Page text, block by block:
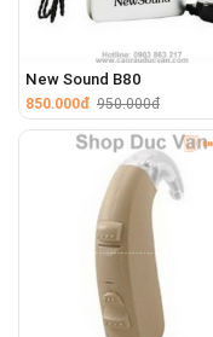
New Sound B80
850.000đ 950.000đ